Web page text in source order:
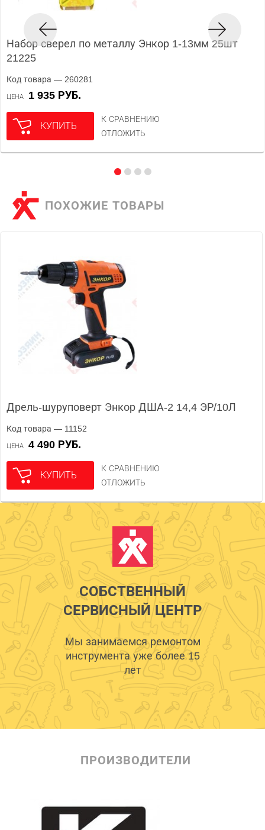
Набор сверел по металлу Энкор 1-13мм 25шт
21225
Код товара — 260281
ЦЕНА 1 935 РУБ.
КУПИТЬ
К СРАВНЕНИЮ
ОТЛОЖИТЬ
ПОХОЖИЕ ТОВАРЫ
Дрель-шуруповерт Энкор ДША-2 14,4 ЭР/10Л
Код товара — 11152
ЦЕНА 4 490 РУБ.
КУПИТЬ
К СРАВНЕНИЮ
ОТЛОЖИТЬ
СОБСТВЕННЫЙ
СЕРВИСНЫЙ ЦЕНТР
Мы занимаемся ремонтом
инструмента уже более 15
лет
ПРОИЗВОДИТЕЛИ